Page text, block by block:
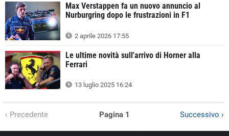
Max Verstappen fa un nuovo annuncio al
Nurburgring dopo le frustrazioni in F1
2 aprile 2026 17:55
Le ultime novità sull'arrivo di Horner alla
Ferrari
13 luglio 2025 16:24
‹ Precedente Pagina 1 Successivo ›